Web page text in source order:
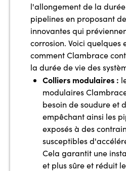
l'allongement de la
pipelines en proposant
innovantes qui
corrosion. Voici quelques
comment Clambrace
la durée de vie des
Colliers modulaires :
modulaires
besoin de soudure et
empêchant ainsi les
exposés à des
susceptibles
Cela garantit une
et plus sûre et réduit